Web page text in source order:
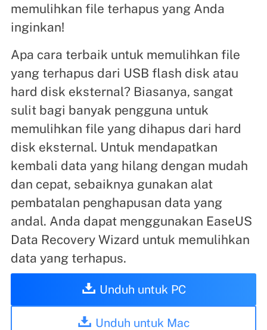
memulihkan file terhapus yang Anda
inginkan!
Apa cara terbaik untuk memulihkan file
yang terhapus dari USB flash disk atau
hard disk eksternal? Biasanya, sangat
sulit bagi banyak pengguna untuk
memulihkan file yang dihapus dari hard
disk eksternal. Untuk mendapatkan
kembali data yang hilang dengan mudah
dan cepat, sebaiknya gunakan alat
pembatalan penghapusan data yang
andal. Anda dapat menggunakan EaseUS
Data Recovery Wizard untuk memulihkan
data yang terhapus.
Unduh untuk PC
Unduh untuk Mac